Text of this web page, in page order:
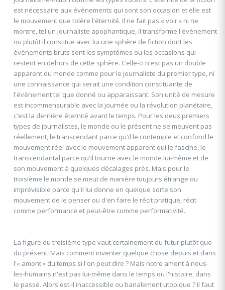
est nécessaire aux évènements qui sont son occasion et elle est
le mouvement que tolère l'éternité. Il ne fait pas « voir » ni ne
montre, tel un journaliste apophantique, il transforme l'évènement
ou plutôt il constitue avec lui une sphère de fiction dont les
évènements bruts sont les symptômes ou les occasions qui
restent en dehors de cette sphère. Celle-ci n'est pas un double
apparent du monde comme pour le journaliste du premier type, ni
une connaissance qui serait une condition constituante de
l'événement tel que donné ou apparaissant. Son unité de mesure
est incommensurable avec la journée ou la révolution planétaire,
c'est la dernière éternité avant le temps. Pour les deux premiers
types de journalistes, le monde ou le présent ne se meuvent pas
réellement, le transcendant parce qu'il le contemple et confond le
mouvement réel avec le mouvement apparent qui le fascine, le
transcendantal parce qu'il tourne avec le monde lui-même et de
son mouvement à quelques décalages près. Mais pour le
troisième le monde se meut de manière toujours étrange ou
imprévisible parce qu'il lui donne en quelque sorte son
mouvement de le penser ou d'en faire le récit pratique, récit
comme performance et peut-être comme performativité.
La figure du troisième type vaut certainement du futur plutôt que
du présent. Mais comment inventer quelque chose depuis et dans
l'« amont » du temps si l'on peut dire ? Mais notre amont à nous-
les-humains n'est pas lui-même dans le temps ou l'histoire, dans
le passé. Alors est-il inaccessible ou banalement utopique ? Il faut